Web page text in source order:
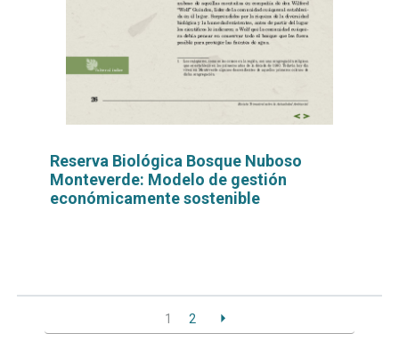
Reserva Biológica Bosque Nuboso
Monteverde: Modelo de gestión
económicamente sostenible
1 2